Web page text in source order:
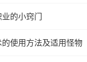
的小窍门
使用方法及适用怪物